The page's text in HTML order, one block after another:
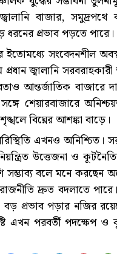
বাজার, সমুদ্রপথে
ধরনের প্রভাব পড়তে পারে।
সংবেদনশীল
প্রধান জ্বালানি
আন্তর্জাতিক বাজারে
শেয়ারবাজারে
বিঘ্নের আশঙ্কা বাড়ে।
এখনও অনিশ্চিত।
উত্তেজনা ও
সম্ভাব্য বলে মনে করছেন
দ্রুত বদলাতে
প্রভাব পড়ার নজির
এখন পরবর্তী পদক্ষেপ